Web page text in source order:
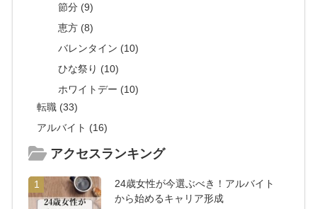
節分 (9)
恵方 (8)
バレンタイン (10)
ひな祭り (10)
ホワイトデー (10)
転職 (33)
アルバイト (16)
アクセスランキング
1
24歳女性が今選ぶべき！アルバイト
から始めるキャリア形成